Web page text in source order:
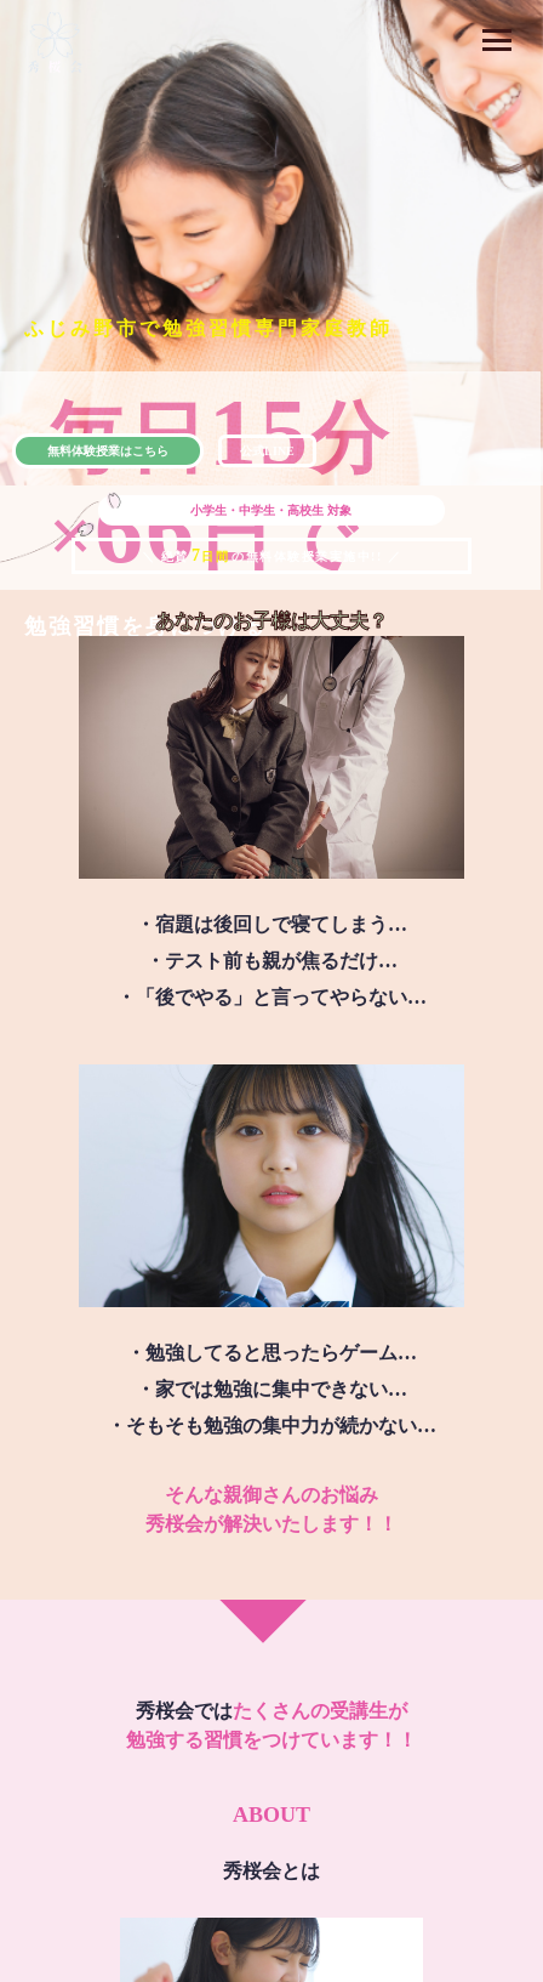
ふじみ野市で勉強習慣専門家庭教師
毎日15分
×66日で
勉強習慣を身につける
小学生・中学生・高校生 対象
＼ 絶賛 7 日間の無料体験授業実施中!! ／
無料体験授業はこちら 公式LINE
あなたのお子様は大丈夫？
・宿題は後回しで寝てしまう…
・テスト前も親が焦るだけ…
・「後でやる」と言ってやらない…
・勉強してると思ったらゲーム…
・家では勉強に集中できない…
・そもそも勉強の集中力が続かない…
そんな親御さんのお悩み
秀桜会が解決いたします！！
秀桜会ではたくさんの受講生が
勉強する習慣をつけています！！
ABOUT
秀桜会とは